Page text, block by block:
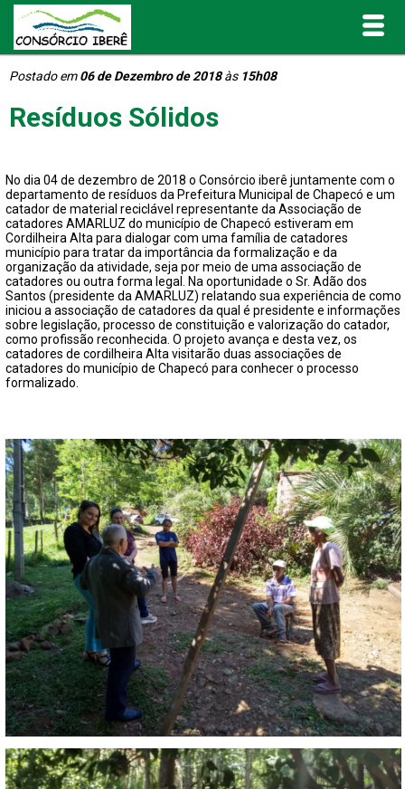
Inicial
Projetos
Portal de Transparência
Publicações
Informativos e Relatórios
Notícias
Postado em06 de Dezembro de 2018às 15h08
Resíduos Sólidos
No dia 04 de dezembro de 2018 o Consórcio iberê juntamente com o
departamento de resíduos da Prefeitura Municipal de Chapecó e um
catador de material reciclável representante da Associação de
catadores AMARLUZ do município de Chapecó estiveram em
Cordilheira Alta para dialogar com uma família de catadores
município para tratar da importância da formalização e da
organização da atividade, seja por meio de uma associação de
catadores ou outra forma legal. Na oportunidade o Sr. Adão dos
Santos (presidente da AMARLUZ) relatando sua experiência de como
iniciou a associação de catadores da qual é presidente e informações
sobre legislação, processo de constituição e valorização do catador,
como profissão reconhecida. O projeto avança e desta vez, os
catadores de cordilheira Alta visitarão duas associações de
catadores do município de Chapecó para conhecer o processo
formalizado.